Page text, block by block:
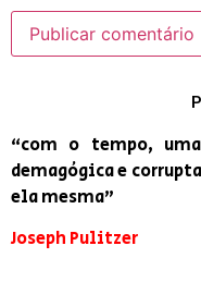
“com o tempo,
demagógica e
ela mesma”
Joseph Pulitzer